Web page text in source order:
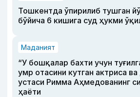
Тошкентда ўпирилиб тушган
бўйича 6 кишига суд ҳукми
Маданият
“У бошқалар бахти учун
умр отасини кутган актриса
устаси Римма Аҳмедованинг
ҳаёти